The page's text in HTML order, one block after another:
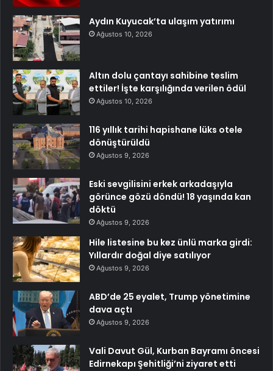
Aydın Kuyucak’ta ulaşım yatırımı
Ağustos 10, 2026
Altın dolu çantayı sahibine teslim
ettiler! İşte karşılığında verilen ödül
Ağustos 10, 2026
116 yıllık tarihi hapishane lüks otele
dönüştürüldü
Ağustos 9, 2026
Eski sevgilisini erkek arkadaşıyla
görünce gözü döndü! 18 yaşında kan
döktü
Ağustos 9, 2026
Hile listesine bu kez ünlü marka girdi:
Yıllardır doğal diye satılıyor
Ağustos 9, 2026
ABD’de 25 eyalet, Trump yönetimine
dava açtı
Ağustos 9, 2026
Vali Davut Gül, Kurban Bayramı öncesi
Edirnekapı Şehitliği’ni ziyaret etti